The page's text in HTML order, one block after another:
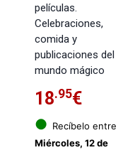
películas.
Celebraciones,
comida y
publicaciones del
mundo mágico
18.95€
● Recíbelo entre
Miércoles, 12 de